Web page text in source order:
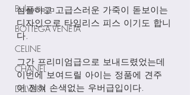
Balenciaga
BOTTEGA VENETA
CELINE
CHANEL
DELVAUX
심플하고 고급스러운 가죽이 돋보이는
디자인으로 타임리스 피스 이기도 합니
다.
그간 프리미엄급으로 보내드렸었는데
이번에 보여드릴 아이는 정품에 견주
어 전혀 손색없는 우버급입이다.